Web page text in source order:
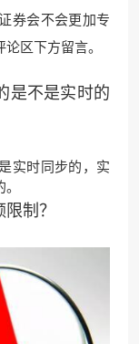
券会不会更加专
区下方留言。
是不是实时的
实时同步的，实
制？